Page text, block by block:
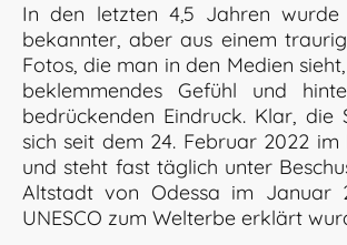
In den letzten 4,5 Jahren wurde
bekannter, aber aus einem
Fotos, die man in den Medien
beklemmendes Gefühl und
bedrückenden Eindruck. Klar, die
sich seit dem 24. Februar 2022 im
und steht fast täglich unter
Altstadt von Odessa im Januar
UNESCO zum Welterbe erklärt